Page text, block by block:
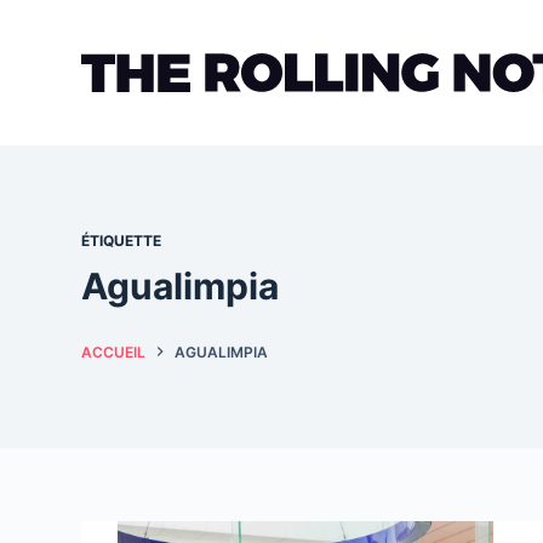
ÉTIQUETTE
Agualimpia
ACCUEIL AGUALIMPIA